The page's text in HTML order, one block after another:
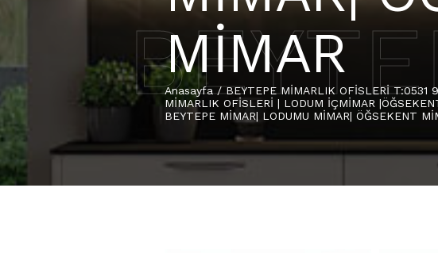
MİMAR
Anasayfa/BEYTEPE MİMARLIK OFİSLERİ T:0531
MİMARLIK OFİSLERİ | LODUM İÇMİMAR
BEYTEPE MİMAR| LODUMU MİMAR| ÖĞSEKENT